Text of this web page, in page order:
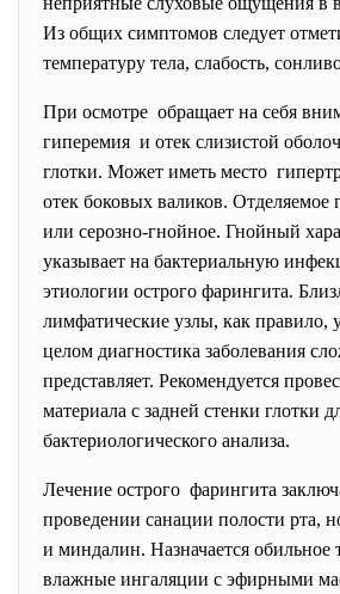
Из общих симптомов следует
температуру тела, слабость,
При осмотре обращает на себя
гиперемия и отек слизистой
глотки. Может иметь место
отек боковых валиков. Отделяемое
или серозно-гнойное. Гнойный
указывает на бактериальную
этиологии острого фарингита.
лимфатические узлы, как правило,
целом диагностика заболевания
представляет. Рекомендуется
материала с задней стенки глотки
бактериологического анализа.
Лечение острого фарингита
проведении санации полости рта,
и миндалин. Назначается обильное
влажные ингаляции с эфирными